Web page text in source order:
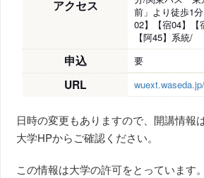
アクセス
前」より徒歩1
02】【宿04】【
【阿45】系統/
申込 要
URL
日時の変更もありますので、開講情報
大学HPからご確認ください。
この情報は大学の許可をとっています。